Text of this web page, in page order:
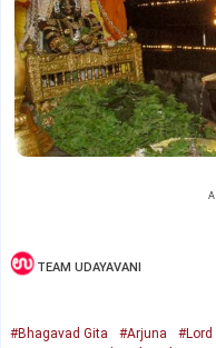
TEAM UDAYAVANI
#Bhagavad Gita #Arjuna #Lord